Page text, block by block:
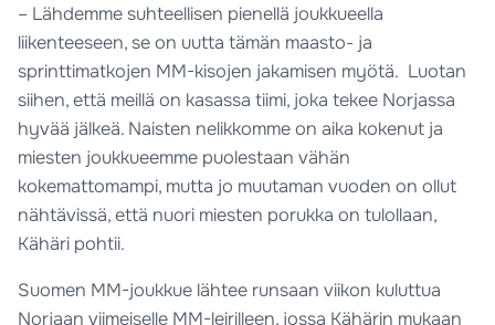
– Lähdemme suhteellisen pienellä joukkueella
liikenteeseen, se on uutta tämän maasto- ja
sprinttimatkojen MM-kisojen jakamisen myötä. Luotan
siihen, että meillä on kasassa tiimi, joka tekee Norjassa
hyvää jälkeä. Naisten nelikkomme on aika kokenut ja
miesten joukkueemme puolestaan vähän
kokemattomampi, mutta jo muutaman vuoden on ollut
nähtävissä, että nuori miesten porukka on tulollaan,
Kähäri pohtii.
Suomen MM-joukkue lähtee runsaan viikon kuluttua
Norjaan viimeiselle MM-leirilleen, jossa Kähärin mukaan